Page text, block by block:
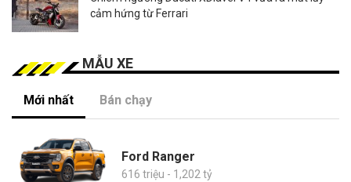
cảm hứng từ Ferrari
MẪU XE
Mới nhất Bán chạy
Ford Ranger
616 triệu - 1,202 tỷ